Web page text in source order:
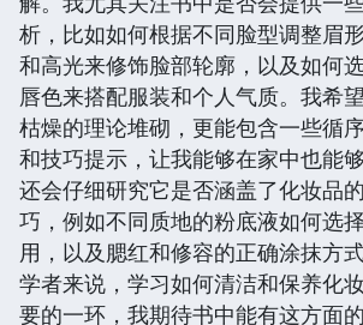
析，比如如何根据不同脸型调整眉
和高光来修饰脸部轮廓，以及如何
唇色来搭配服装和个人气质。我希
枯燥的理论堆砌，更能包含一些循
和技巧提示，让我能够在家中也能
还会仔细研究它是否涵盖了化妆品
巧，例如不同质地的粉底液如何选
用，以及腮红和修容的正确涂抹方
学者来说，学习如何清洁和保养化
要的一环，我期待书中能有这方面